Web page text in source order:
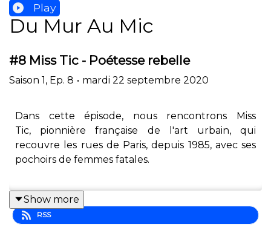
Play
Du Mur Au Mic
#8 Miss Tic - Poétesse rebelle
Saison 1, Ep. 8 • mardi 22 septembre 2020
Dans cette épisode, nous rencontrons Miss
Tic, pionnière française de l'art urbain, qui
recouvre les rues de Paris, depuis 1985, avec ses
pochoirs de femmes fatales.
Cette poétesse dont les oeuvres combinent
revendications et humour nous parle de ses
Show more
RSS